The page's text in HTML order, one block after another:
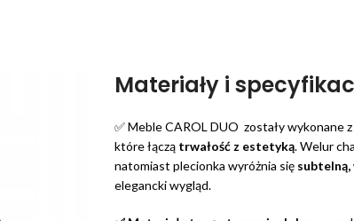
Materiały i
✅ Meble CAROL DUO zostały wykonane
które łączą trwałość z estetyką. Welur
natomiast plecionka wyróżnia się subtelną,
elegancki wygląd.